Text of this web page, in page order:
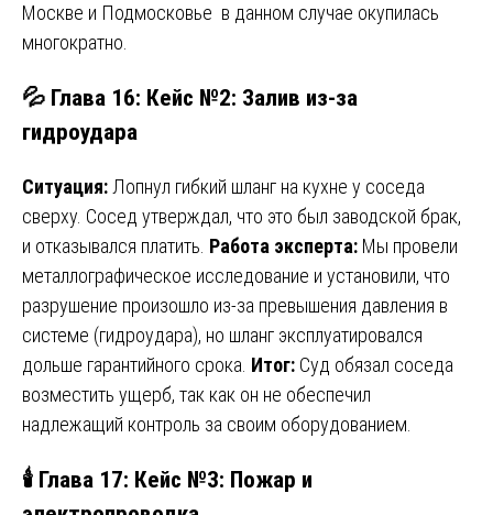
Москве и Подмосковье в данном случае окупилась
многократно.
💦 Глава 16: Кейс №2: Залив из-за
гидроудара
Ситуация:Лопнул гибкий шланг на кухне у соседа
сверху. Сосед утверждал, что это был заводской брак,
и отказывался платить. Работа эксперта: Мы провели
металлографическое исследование и установили, что
разрушение произошло из-за превышения давления в
системе (гидроудара), но шланг эксплуатировался
дольше гарантийного срока. Итог: Суд обязал соседа
возместить ущерб, так как он не обеспечил
надлежащий контроль за своим оборудованием.
🕯️ Глава 17: Кейс №3: Пожар и